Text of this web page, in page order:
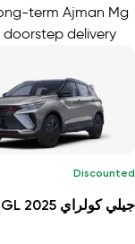
term Ajman Mg
cars with doorstep delivery.
Discounted
جيلي كولراي GL 2025